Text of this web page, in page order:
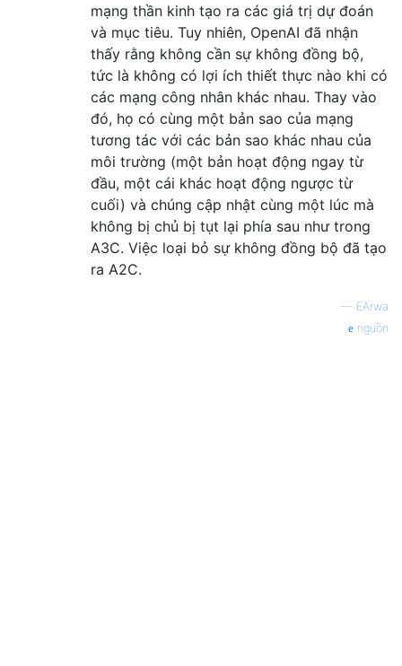
mạng thần kinh tạo ra các giá trị dự đoán
và mục tiêu. Tuy nhiên, OpenAI đã nhận
thấy rằng không cần sự không đồng bộ,
tức là không có lợi ích thiết thực nào khi có
các mạng công nhân khác nhau. Thay vào
đó, họ có cùng một bản sao của mạng
tương tác với các bản sao khác nhau của
môi trường (một bản hoạt động ngay từ
đầu, một cái khác hoạt động ngược từ
cuối) và chúng cập nhật cùng một lúc mà
không bị chủ bị tụt lại phía sau như trong
A3C. Việc loại bỏ sự không đồng bộ đã tạo
ra A2C.
— EArwa
nguồn